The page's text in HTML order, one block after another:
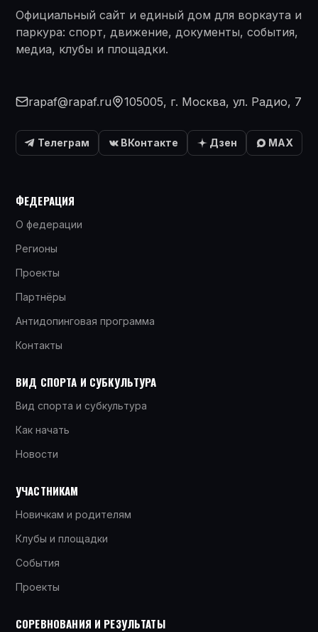
Официальный сайт и единый дом для воркаута и
паркура: спорт, движение, документы, события,
медиа, клубы и площадки.
rapaf@rapaf.ru 105005, г. Москва, ул. Радио, 7
Телеграм ВКонтакте Дзен MAX
ФЕДЕРАЦИЯ
О федерации
Регионы
Проекты
Партнёры
Антидопинговая программа
Контакты
ВИД СПОРТА И СУБКУЛЬТУРА
Вид спорта и субкультура
Как начать
Новости
УЧАСТНИКАМ
Новичкам и родителям
Клубы и площадки
События
Проекты
СОРЕВНОВАНИЯ И РЕЗУЛЬТАТЫ